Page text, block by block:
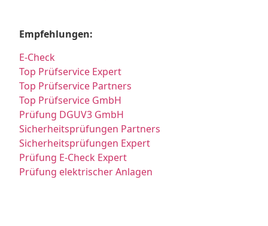
Empfehlungen:
E-Check
Top Prüfservice Expert
Top Prüfservice Partners
Top Prüfservice GmbH
Prüfung DGUV3 GmbH
Sicherheitsprüfungen Partners
Sicherheitsprüfungen Expert
Prüfung E-Check Expert
Prüfung elektrischer Anlagen